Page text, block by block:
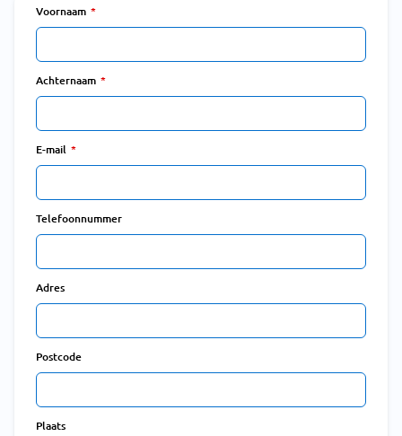
Voornaam
Achternaam
E-mail
Telefoonnummer
Adres
Postcode
Plaats